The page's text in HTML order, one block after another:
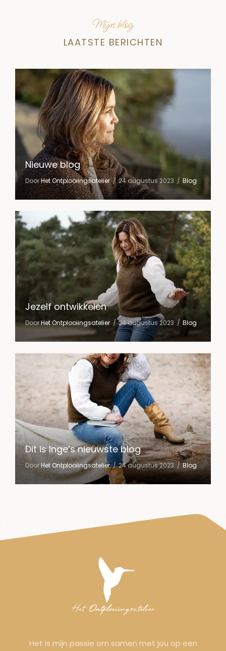
Mijn blog
LAATSTE BERICHTEN
Nieuwe blog
DoorHet Ontplooiingsatelier 24 augustus 2023 Blog
Jezelf ontwikkelen
DoorHet Ontplooiingsatelier 24 augustus 2023 Blog
Dit is Inge’s nieuwste blog
DoorHet Ontplooiingsatelier 24 augustus 2023 Blog
Het is mijn passie om samen met jou op een